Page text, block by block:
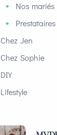
Nos mariés
Prestataires
Chez Jen
Chez Sophie
DIY
Lifestyle